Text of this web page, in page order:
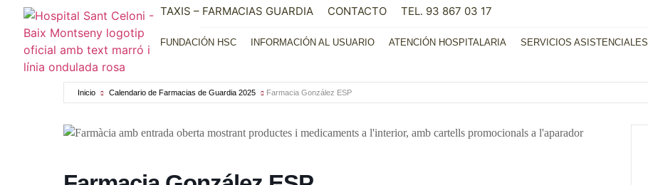
TAXIS – FARMACIAS GUARDIA CONTACTO TEL. 93 867 03 17
FUNDACIÓN HSC INFORMACIÓN AL USUARIO ATENCIÓN HOSPITALARIA SERVICIOS ASISTENCIALES
Inicio Calendario de Farmacias de Guardia 2025 Farmacia González ESP